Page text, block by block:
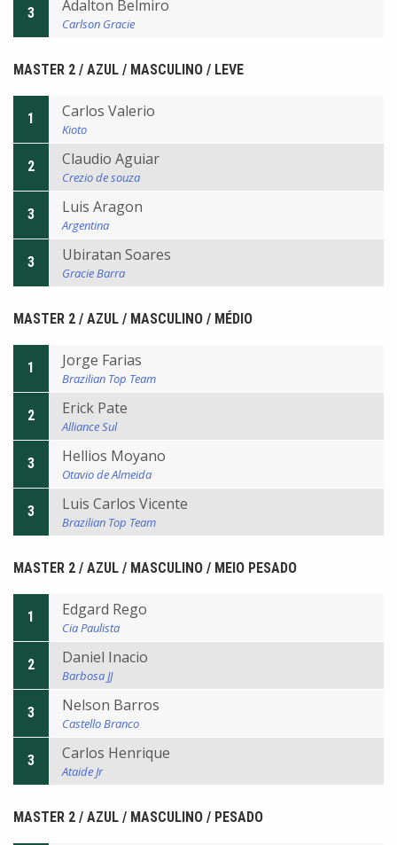
3 Adalton Belmiro
Carlson Gracie
MASTER 2 / AZUL / MASCULINO / LEVE
1 Carlos Valerio
Kioto
2 Claudio Aguiar
Crezio de souza
3 Luis Aragon
Argentina
3 Ubiratan Soares
Gracie Barra
MASTER 2 / AZUL / MASCULINO / MÉDIO
1 Jorge Farias
Brazilian Top Team
2 Erick Pate
Alliance Sul
3 Hellios Moyano
Otavio de Almeida
3 Luis Carlos Vicente
Brazilian Top Team
MASTER 2 / AZUL / MASCULINO / MEIO PESADO
1 Edgard Rego
Cia Paulista
2 Daniel Inacio
Barbosa JJ
3 Nelson Barros
Castello Branco
3 Carlos Henrique
Ataide Jr
MASTER 2 / AZUL / MASCULINO / PESADO